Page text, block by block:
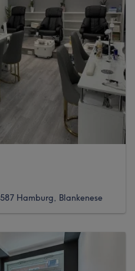
Hamburg, Blankenese